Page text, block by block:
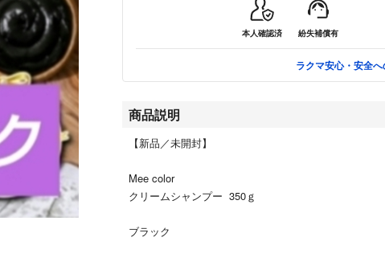
本人確認済 紛失補償有
ラクマ安心・安全
商品説明
【新品／未開封】
Mee color
クリームシャンプー 350ｇ
ブラック